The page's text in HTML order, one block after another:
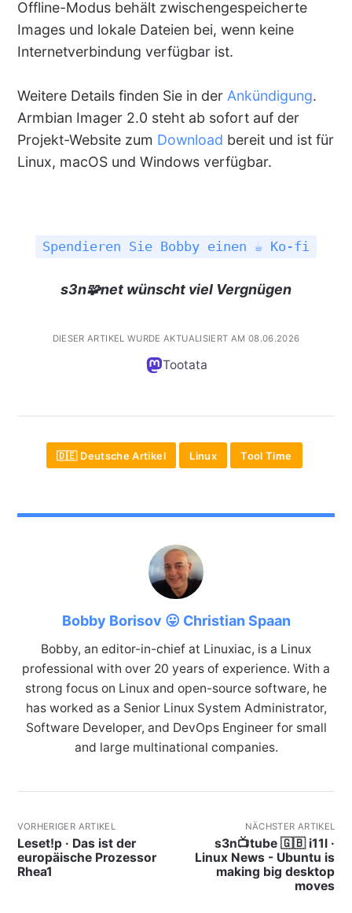
Offline-Modus behält zwischengespeicherte
Images und lokale Dateien bei, wenn keine
Internetverbindung verfügbar ist.
Weitere Details finden Sie in der Ankündigung.
Armbian Imager 2.0 steht ab sofort auf der
Projekt-Website zum Download bereit und ist für
Linux, macOS und Windows verfügbar.
Spendieren Sie Bobby einen ☕ Ko-fi
s3n🧩net wünscht viel Vergnügen
DIESER ARTIKEL WURDE AKTUALISIERT AM 08.06.2026
Tootata
🇩🇪 Deutsche Artikel Linux Tool Time
Bobby Borisov 😛 Christian Spaan
Bobby, an editor-in-chief at Linuxiac, is a Linux
professional with over 20 years of experience. With a
strong focus on Linux and open-source software, he
has worked as a Senior Linux System Administrator,
Software Developer, and DevOps Engineer for small
and large multinational companies.
VORHERIGER ARTIKEL
Leset!p · Das ist der
europäische Prozessor
Rhea1
NÄCHSTER ARTIKEL
s3n📺tube 🇬🇧 i11l ·
Linux News - Ubuntu is
making big desktop
moves